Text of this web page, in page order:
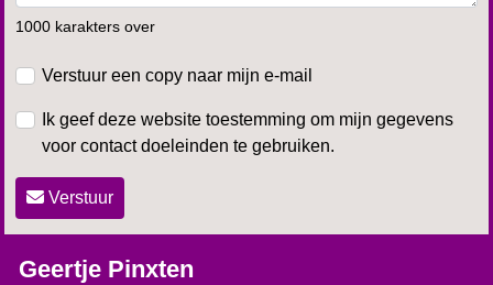
1000 karakters over
Verstuur een copy naar mijn e-mail
Ik geef deze website toestemming om mijn gegevens
voor contact doeleinden te gebruiken.
Verstuur
Geertje Pinxten